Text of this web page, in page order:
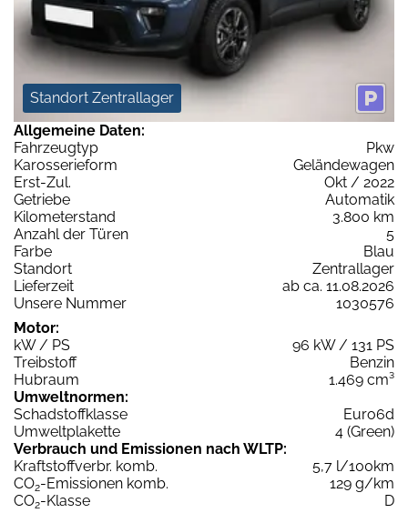
Standort Zentrallager
Allgemeine Daten:
Fahrzeugtyp
Pkw
Karosserieform
Geländewagen
Erst-Zul.
Okt / 2022
Getriebe
Automatik
Kilometerstand
3.800 km
Anzahl der Türen
5
Farbe
Blau
Standort
Zentrallager
Lieferzeit
ab ca. 11.08.2026
Unsere Nummer
1030576
Motor:
kW / PS
96 kW / 131 PS
Treibstoff
Benzin
Hubraum
1.469 cm³
Umweltnormen:
Schadstoffklasse
Euro6d
Umweltplakette
4 (Green)
Verbrauch und Emissionen nach WLTP:
Kraftstoffverbr. komb.
5,7 l/100km
CO2-Emissionen komb.
129 g/km
CO2-Klasse
D